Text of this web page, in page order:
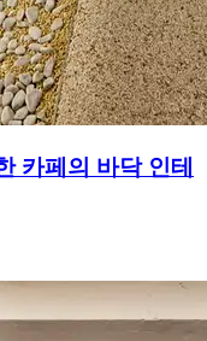
카페의 바닥 인테